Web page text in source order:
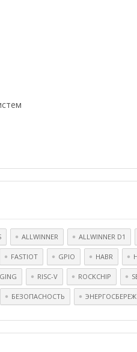
ALLWINNER ALLWINNER D1
FASTIOT GPIO HABR
RISC-V ROCKCHIP
БЕЗОПАСНОСТЬ